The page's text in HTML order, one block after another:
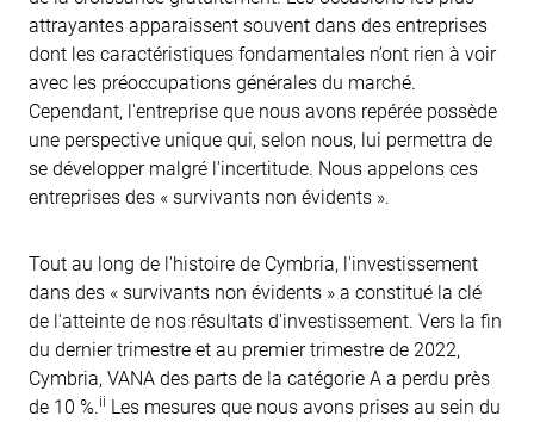
attrayantes apparaissent souvent dans des entreprises
dont les caractéristiques fondamentales n’ont rien à voir
avec les préoccupations générales du marché.
Cependant, l'entreprise que nous avons repérée possède
une perspective unique qui, selon nous, lui permettra de
se développer malgré l'incertitude. Nous appelons ces
entreprises des « survivants non évidents ».
Tout au long de l'histoire de Cymbria, l'investissement
dans des « survivants non évidents » a constitué la clé
de l'atteinte de nos résultats d'investissement. Vers la fin
du dernier trimestre et au premier trimestre de 2022,
Cymbria, VANA des parts de la catégorie A a perdu près
de 10 %.ii Les mesures que nous avons prises au sein du